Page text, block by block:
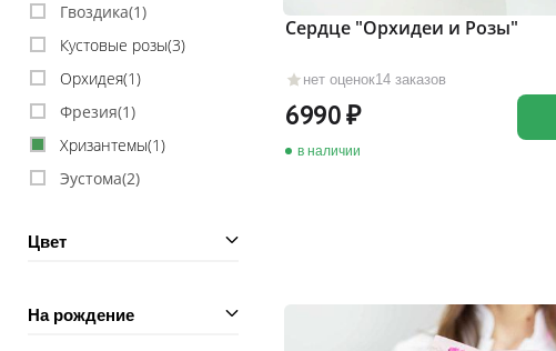
Гвоздика(1)
Кустовые розы(3)
Орхидея(1)
Фрезия(1)
Хризантемы(1)
Эустома(2)
Цвет
На рождение
нет оценок14 заказов
Сердце "Орхидеи и Розы"
6990
в наличии